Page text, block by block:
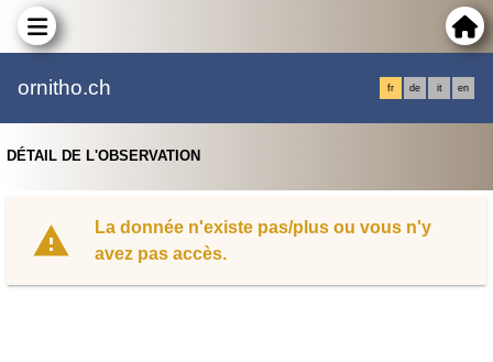
ornitho.ch fr de it en
DÉTAIL DE L'OBSERVATION
La donnée n'existe pas/plus ou vous n'y
avez pas accès.